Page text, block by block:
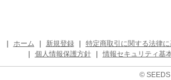
ホーム 新規登録
特定商取引に関する法律
個人情報保護方針 情報セキュリティ基
© SEEDS